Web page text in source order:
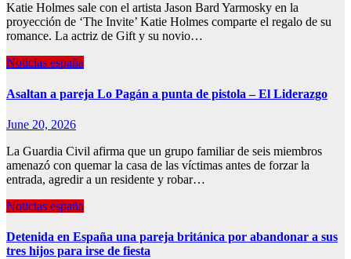
Katie Holmes sale con el artista Jason Bard Yarmosky en la
proyección de ‘The Invite’ Katie Holmes comparte el regalo de su
romance. La actriz de Gift y su novio…
Noticias españa
Asaltan a pareja Lo Pagán a punta de pistola – El Liderazgo
June 20, 2026
La Guardia Civil afirma que un grupo familiar de seis miembros
amenazó con quemar la casa de las víctimas antes de forzar la
entrada, agredir a un residente y robar…
Noticias españa
Detenida en España una pareja británica por abandonar a sus
tres hijos para irse de fiesta